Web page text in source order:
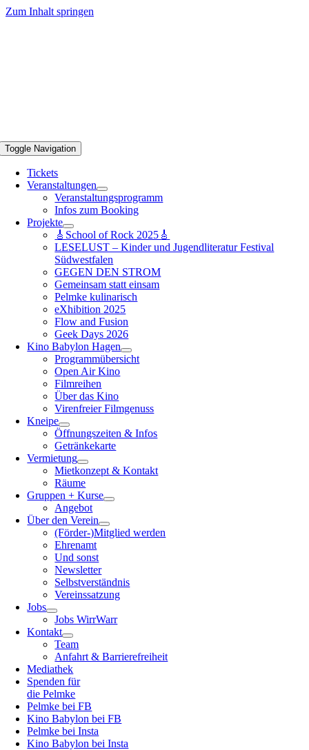
Zum Inhalt springen
Toggle Navigation
Tickets
Veranstaltungen
Veranstaltungsprogramm
Infos zum Booking
Projekte
🎸School of Rock 2025🎸
LESELUST – Kinder und Jugendliteratur Festival
Südwestfalen
GEGEN DEN STROM
Gemeinsam statt einsam
Pelmke kulinarisch
eXhibition 2025
Flow and Fusion
Geek Days 2026
Kino Babylon Hagen
Programmübersicht
Open Air Kino
Filmreihen
Über das Kino
Virenfreier Filmgenuss
Kneipe
Öffnungszeiten & Infos
Getränkekarte
Vermietung
Mietkonzept & Kontakt
Räume
Gruppen + Kurse
Angebot
Über den Verein
(Förder-)Mitglied werden
Ehrenamt
Und sonst
Newsletter
Selbstverständnis
Vereinssatzung
Jobs
Jobs WirrWarr
Kontakt
Team
Anfahrt & Barrierefreiheit
Mediathek
Spenden für
die Pelmke
Pelmke bei FB
Kino Babylon bei FB
Pelmke bei Insta
Kino Babylon bei Insta